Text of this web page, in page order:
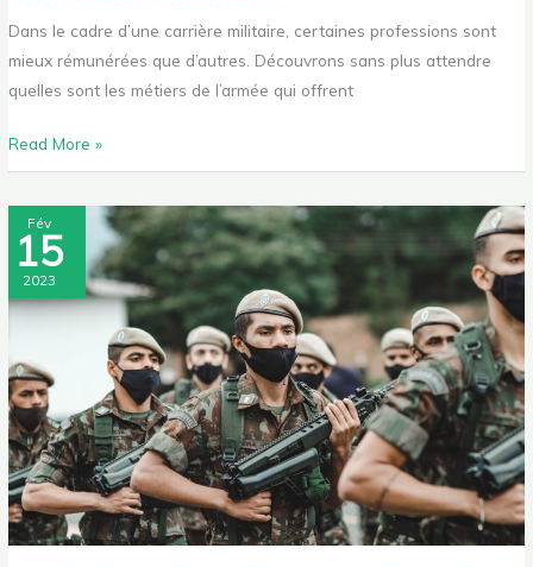
Dans le cadre d’une carrière militaire, certaines professions sont
mieux rémunérées que d’autres. Découvrons sans plus attendre
quelles sont les métiers de l’armée qui offrent
Read More »
Fév
15
2023
Quelle
formation
suivre
pour
militaire
?